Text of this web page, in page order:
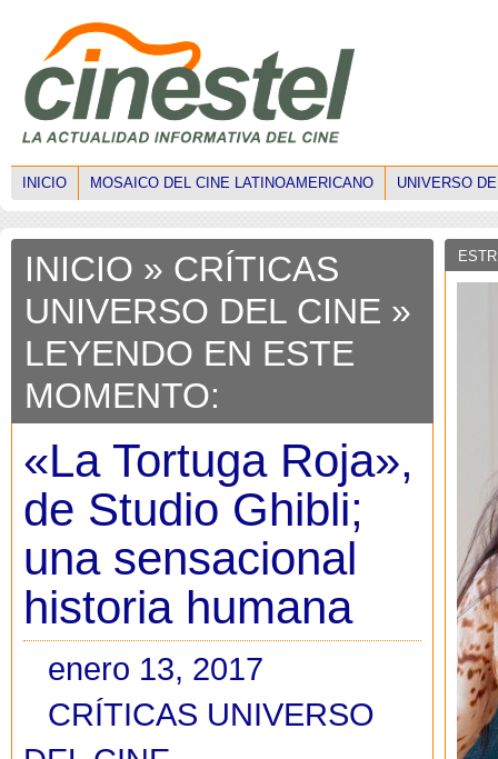
INICIO MOSAICO DEL CINE LATINOAMERICANO UNIVERSO
INICIO » CRÍTICAS
UNIVERSO DEL CINE »
LEYENDO EN ESTE
MOMENTO:
«La Tortuga Roja»,
de Studio Ghibli;
una sensacional
historia humana
enero 13, 2017
CRÍTICAS UNIVERSO